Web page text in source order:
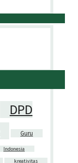
DPD
Guru
Indonesia
kreativitas